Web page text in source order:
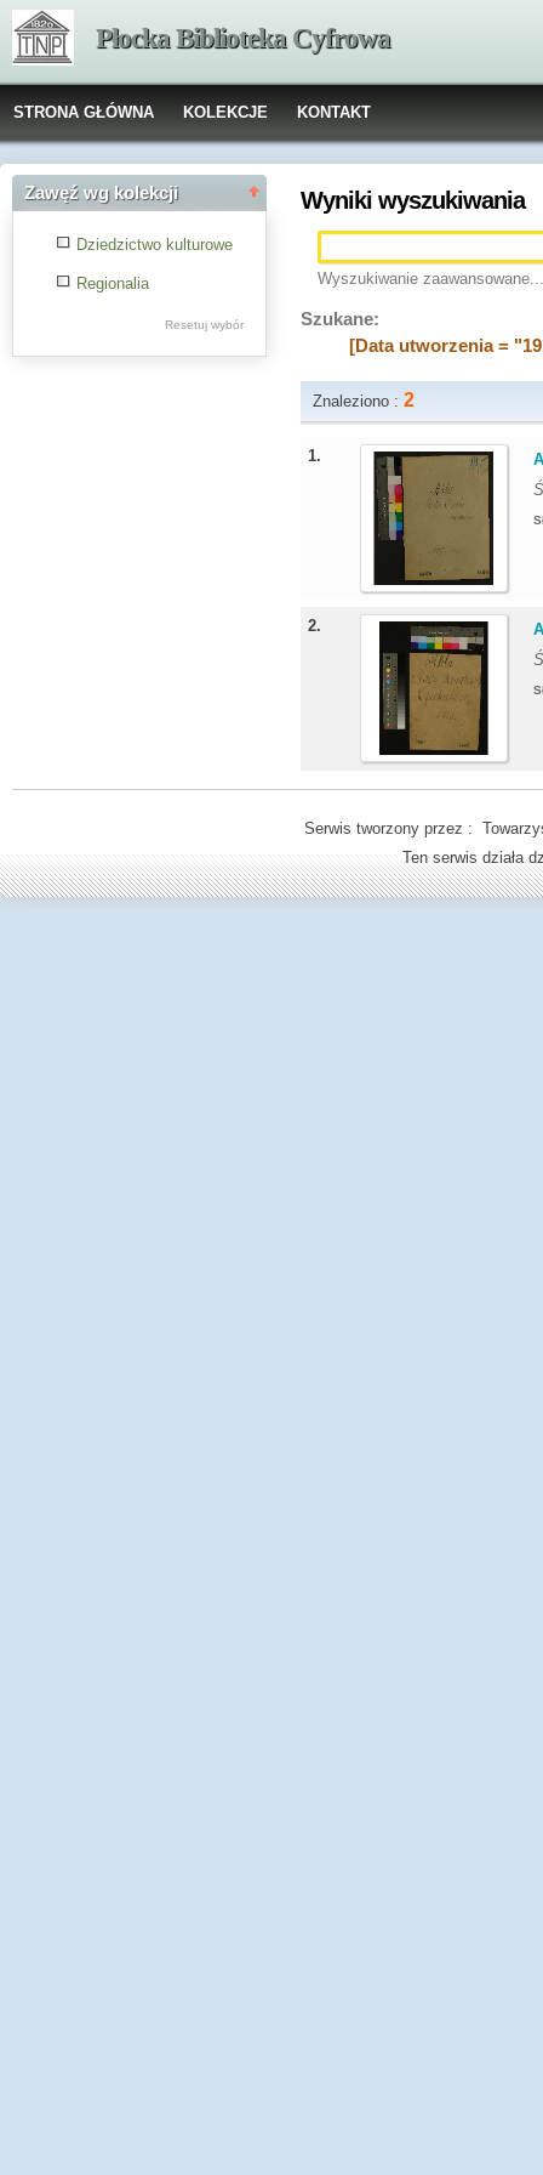
Płocka Biblioteka Cyfrowa
STRONA GŁÓWNA KOLEKCJE KONTAKT
Zawęź wg kolekcji
Dziedzictwo kulturowe
Regionalia
Resetuj wybór
Wyniki wyszukiwania
Wyszukiwanie zaawansowane...
Szukane:
[Data utworzenia =
Znaleziono :2
1.
2.
Serwis tworzony przez :
Ten serwis działa